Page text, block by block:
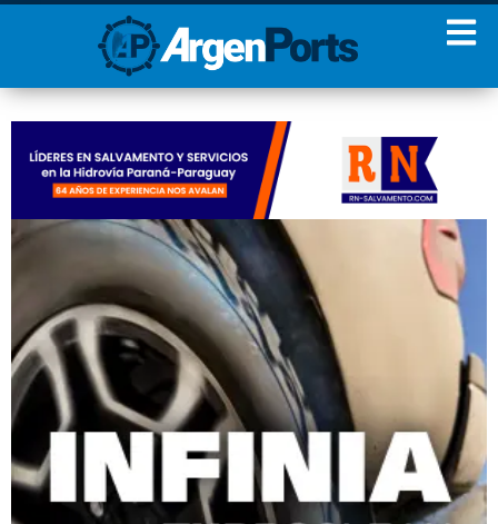
¡Sumate a nuestro
Newsletter!
Nombre Apellidos
Estoy de acuerdo con las
condiciones y políticas de
privacidad.